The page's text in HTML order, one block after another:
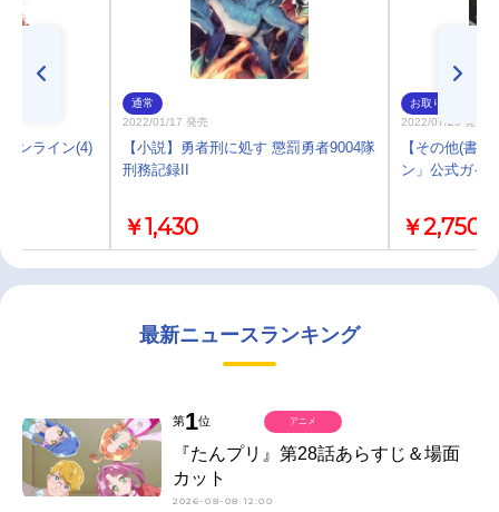
ンライン(4)
通常
2022/01/17 発売
【小説】勇者刑に処す 懲罰勇者9004隊
刑務記録II
￥1,430
お取り寄せ
2022/07/20 発売
【その他(書
ン」公式ガイ
￥2,750
最新ニュースランキング
第1位
『たんプリ』第28話あらすじ＆場面
カット
2026-08-08 12:00
アニメ